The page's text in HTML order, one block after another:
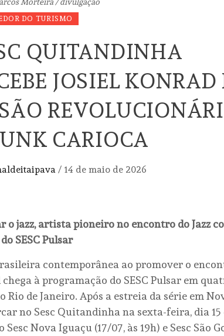
Morteira / divulgação
DO TURISMO
QUITANDINHA
JOSIEL KONRAD
CARIOCA
/ 14 de maio de 2026
o jazz, artista pioneiro no encontro do Jazz
SESC Pulsar
contemporânea ao promover o
à programação do SESC Pulsar em
Rio de Janeiro. Após a estreia da série em
no Sesc Quitandinha na sexta-feira, dia 15
Nova Iguaçu (17/07, às 19h) e Sesc São